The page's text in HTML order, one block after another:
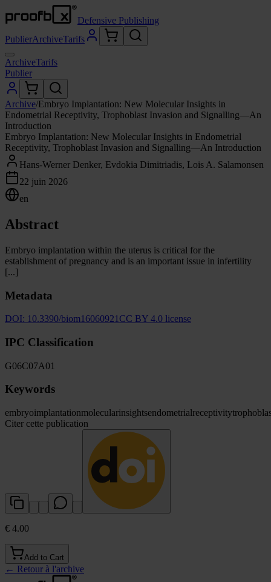
Defensive Publishing
PublierArchiveTarifs
ArchiveTarifs
Publier
Archive/Embryo Implantation: New Molecular Insights in
Endometrial Receptivity, Trophoblast Invasion and Signalling—An
Introduction
Embryo Implantation: New Molecular Insights in Endometrial
Receptivity, Trophoblast Invasion and Signalling—An Introduction
Hans-Werner Denker, Evdokia Dimitriadis, Lois A. Salamonsen
22 juin 2026
en
Abstract
Embryo implantation within the uterus is critical for the
establishment of pregnancy and is an important issue in infertility
[...]
Metadata
DOI: 10.3390/biom16060921 CC BY 4.0 license
IPC Classification
G06C07A01
Keywords
embryoimplantationmolecularinsightsendometrialreceptivity
Citer cette publication
€ 4.00
Add to Cart
← Retour à l'archive